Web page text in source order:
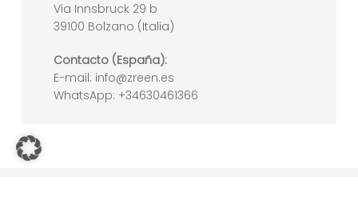
Subtotal:
Via Innsbruck 29 b
39100 Bolzano (Italia)
Contacto (España):
E-mail: info@zreen.es
WhatsApp: +34630461366